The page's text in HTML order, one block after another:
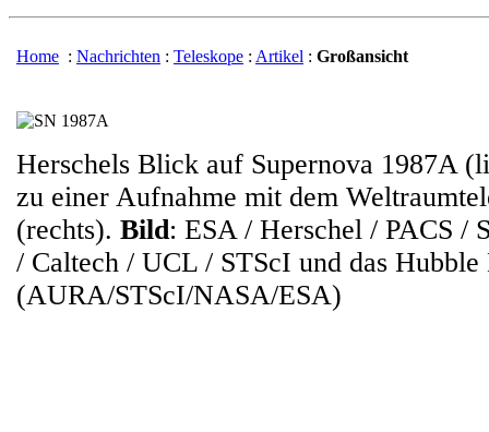
Home : Nachrichten : Teleskope : Artikel : Großansicht
Herschels Blick auf Supernova 1987A
zu einer Aufnahme mit dem
(rechts). Bild: ESA / Herschel / PACS /
/ Caltech / UCL / STScI und das Hubble
(AURA/STScI/NASA/ESA)